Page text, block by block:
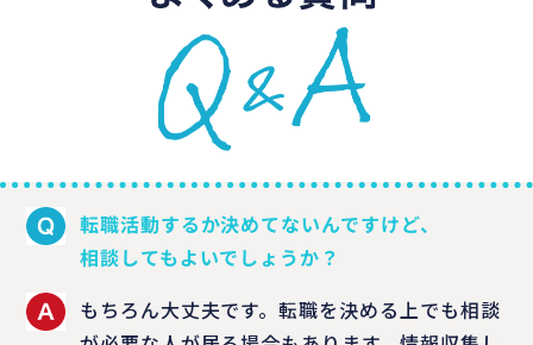
転職活動するか決めてないんですけど、
相談してもよいでしょうか？
もちろん大丈夫です。転職を決める上でも相談